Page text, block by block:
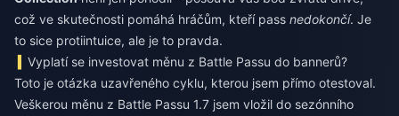
což ve skutečnosti pomáhá hráčům, kteří pass nedokončí. Je
to sice protiintuice, ale je to pravda.
Vyplatí se investovat měnu z Battle Passu do bannerů?
Toto je otázka uzavřeného cyklu, kterou jsem přímo otestoval.
Veškerou měnu z Battle Passu 1.7 jsem vložil do sezónního